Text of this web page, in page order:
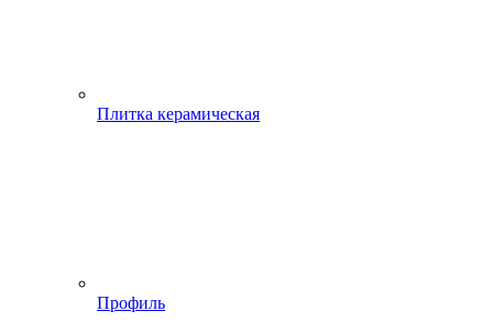
Плитка керамическая
Профиль